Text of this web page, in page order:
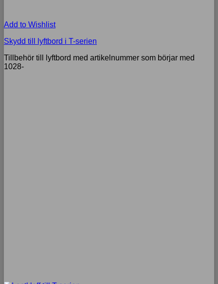
Add to Wishlist
Skydd till lyftbord i T-serien
Tillbehör till lyftbord med artikelnummer som börjar med
1028-